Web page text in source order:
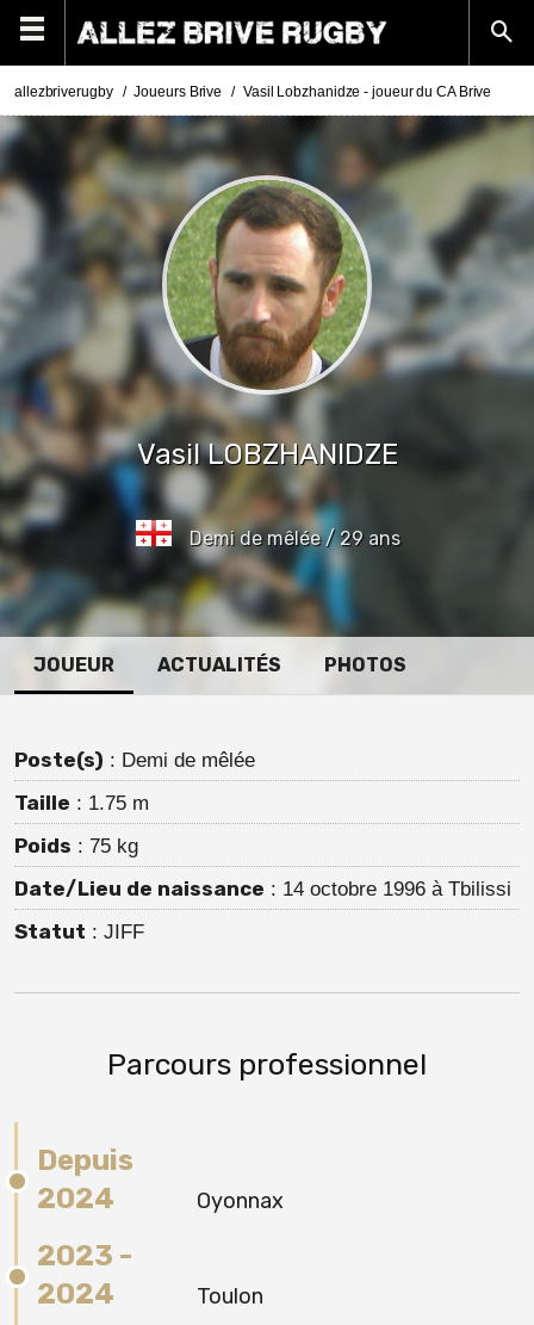
allezbriverugby Joueurs Brive Vasil Lobzhanidze - joueur du CA Brive
VasilLOBZHANIDZE
Demi de mêlée / 29 ans
JOUEUR ACTUALITÉS PHOTOS
Poste(s) : Demi de mêlée
Taille : 1.75 m
Poids : 75 kg
Date/Lieu de naissance : 14 octobre 1996 à Tbilissi
Statut : JIFF
Parcours professionnel
Depuis
2024
Oyonnax
2023 -
2024
Toulon